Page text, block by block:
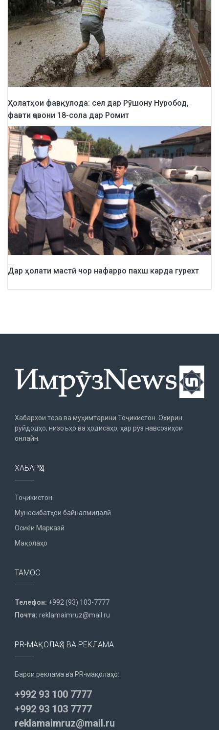
Ҳолатҳои фавқулода: сел дар Рӯшону Нуробод,
фавти ҷавони 18-сола дар Ромит
Дар ҳолати мастӣ чор нафарро пахш карда гурехт
Хабархои тоза ва муҳимтарини Тоҷикистон. Охирин
рӯйдодҳо, низоъҳо ва ҳодисаҳо, ҳар рӯз навсозиҳои
онлайн.
ХАБАРҲО
Тоҷикистон
Муносибатҳои байналмилалӣ
Осиёи Марказӣ
Мақолаҳо
ТАМОС
Телефон: +992 (93) 103-7777
Почта: reklamaimruz@mail.ru
PR-МАҚОЛАҲО ВА РЕКЛАМА
Барои реклама ва PR-мақолаҳо:
+992 93 100 7777
+992 93 103 7777
reklamaimruz@mail.ru